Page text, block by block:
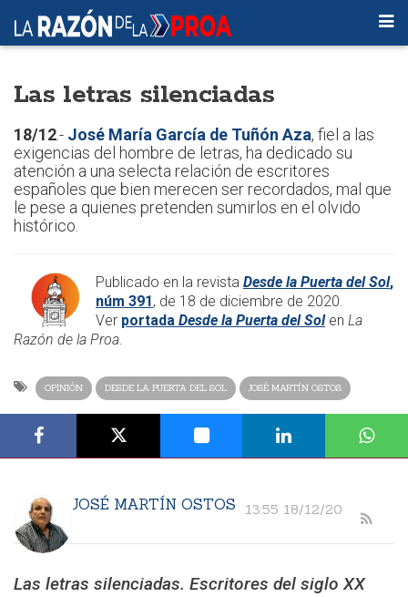
Las letras silenciadas
18/12.- José María García de Tuñón Aza, fiel a las
exigencias del hombre de letras, ha dedicado su
atención a una selecta relación de escritores
españoles que bien merecen ser recordados, mal que
le pese a quienes pretenden sumirlos en el olvido
histórico.
​Publicado en la revista Desde la Puerta del Sol,
núm 391, de 18 de diciembre de 2020.
Ver portada Desde la Puerta del Solen La
Razón de la Proa.
OPINIÓN DESDE LA PUERTA DEL SOL JOSÉ MARTÍN OSTOS
JOSÉ MARTÍN OSTOS 13:55 18/12/20
Las letras silenciadas. Escritores del siglo XX